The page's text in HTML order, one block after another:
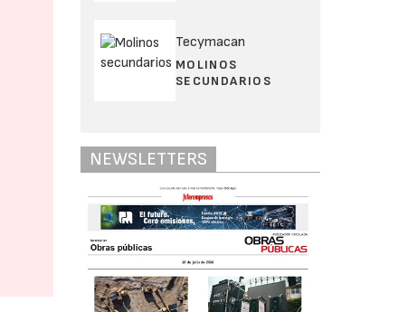
Tecymacan
MOLINOS
SECUNDARIOS
NEWSLETTERS